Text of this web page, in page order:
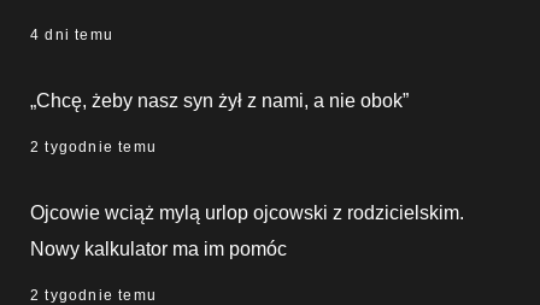
4 dni temu
„Chcę, żeby nasz syn żył z nami, a nie obok”
2 tygodnie temu
Ojcowie wciąż mylą urlop ojcowski z rodzicielskim.
Nowy kalkulator ma im pomóc
2 tygodnie temu